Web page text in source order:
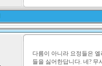
다름이 아니라 요정들은
들을 싫어한답니다. 네? 무